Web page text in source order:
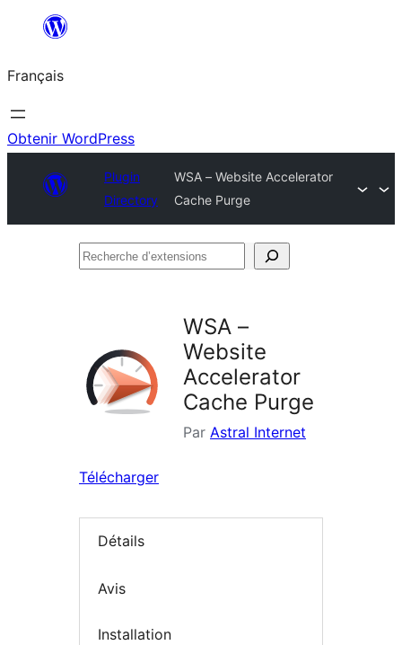
contenu
Français
Obtenir WordPress
Plugin
Directory
WSA – Website Accelerator
Cache Purge
Recherche
WSA –
Website
Accelerator
Cache Purge
Par Astral Internet
Télécharger
Détails
Avis
Installation